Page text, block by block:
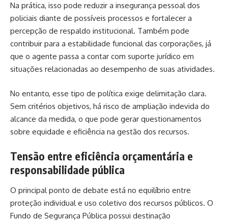
Na prática, isso pode reduzir a insegurança pessoal dos
policiais diante de possíveis processos e fortalecer a
percepção de respaldo institucional. Também pode
contribuir para a estabilidade funcional das corporações, já
que o agente passa a contar com suporte jurídico em
situações relacionadas ao desempenho de suas atividades.
No entanto, esse tipo de política exige delimitação clara.
Sem critérios objetivos, há risco de ampliação indevida do
alcance da medida, o que pode gerar questionamentos
sobre equidade e eficiência na gestão dos recursos.
Tensão entre eficiência orçamentária e
responsabilidade pública
O principal ponto de debate está no equilíbrio entre
proteção individual e uso coletivo dos recursos públicos. O
Fundo de Segurança Pública possui destinação